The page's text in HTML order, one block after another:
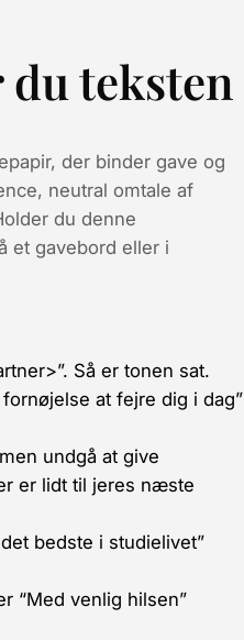
teksten
der binder gave og
, neutral omtale af
du denne
et gavebord eller i
Så er tonen sat.
at fejre dig i dag”
undgå at give
er lidt til jeres næste
bedste i studielivet”
“Med venlig hilsen”